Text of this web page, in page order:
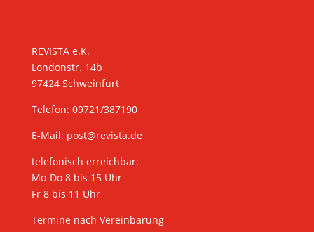
REVISTA e.K.
Londonstr. 14b
97424 Schweinfurt
Telefon: 09721/387190
E-Mail: post@revista.de
telefonisch erreichbar:
Mo-Do 8 bis 15 Uhr
Fr 8 bis 11 Uhr
Termine nach Vereinbarung